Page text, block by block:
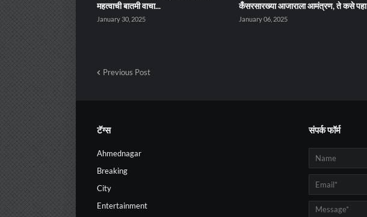
महत्वाची बातमी वाचा...
January 30, 2025
कँसरसारख्या आजाराला आमंत्रण, ते कसे पहा
January 06, 2025
Previous Post
टॅग्स
Ahmednagar
Breaking
City
Entertainment
संपर्क फॉर्म